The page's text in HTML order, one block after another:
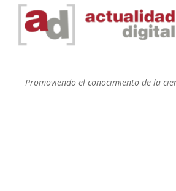
Promoviendo el conocimiento de la